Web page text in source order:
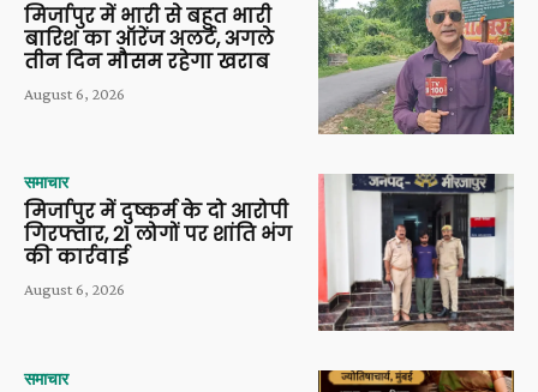
मिर्जापुर में भारी से बहुत भारी
बारिश का ऑरेंज अलर्ट, अगले
तीन दिन मौसम रहेगा खराब
August 6, 2026
समाचार
मिर्जापुर में दुष्कर्म के दो आरोपी
गिरफ्तार, 21 लोगों पर शांति भंग
की कार्रवाई
August 6, 2026
समाचार